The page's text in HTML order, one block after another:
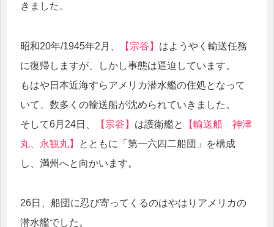
きました。
昭和20年/1945年2月、 【宗谷】 はようやく輸送任務
に復帰しますが、しかし事態は逼迫しています。
もはや日本近海すらアメリカ潜水艦の住処となって
いて、数多くの輸送船が沈められていきました。
そして6月24日、
【宗谷】 は護衛艦と
【輸送船 神津
丸、永観丸】
とともに「第一六四二船団」を構成
し、満州へと向かいます。
26日、船団に忍び寄ってくるのはやはりアメリカの
潜水艦でした。